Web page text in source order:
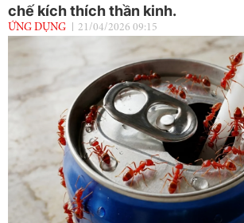
chế kích thích thần kinh.
ỨNG DỤNG 21/04/2026 09:15